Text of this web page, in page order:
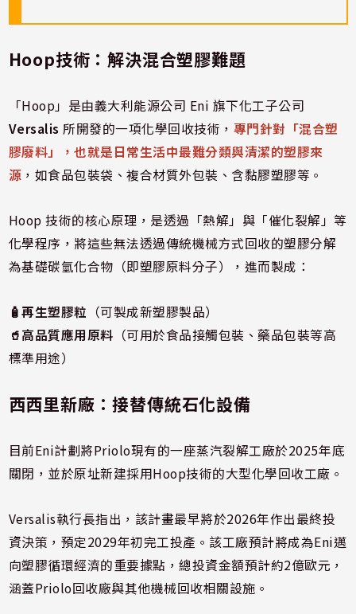
Hoop技術：解決混合塑膠難題
「Hoop」是由義大利能源公司 Eni 旗下化工子公司
Versalis 所開發的一項化學回收技術， 專門針對「混合塑
膠廢料」，也就是日常生活中最難分類與清潔的塑膠來
源 ，如食品包裝袋、複合材質外包裝、含黏膠塑膠等。
Hoop 技術的核心原理，是透過「熱解」與「催化裂解」等
化學程序，將這些無法透過傳統機械方式回收的塑膠分解
為基礎碳氫化合物（即塑膠原料分子），進而製成：
🧴再生塑膠粒 （可製成新塑膠製品）
🥤高品質應用原料 （可用於食品接觸包裝、藥品包裝等高
標準用途）
西西里新廠：接替傳統石化設備
目前Eni計劃將Priolo現有的一座蒸汽裂解工廠於2025年底
關閉，並於原址新建採用Hoop技術的大型化學回收工廠。
Versalis執行長指出，該計畫最早將於2026年作出最終投
資決策，預定2029年初完工投產。該工廠預計將成為Eni邁
向塑膠循環經濟的重要據點，總投資金額預計約2億歐元，
涵蓋Priolo回收廠與其他機械回收相關設施。